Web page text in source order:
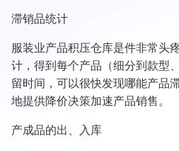
滞销品统计
服装业产品积压仓库是件非常头
计，得到每个产品（细分到款型
留时间，可以很快发现哪能产品
地提供降价决策加速产品销售。
产成品的出、入库